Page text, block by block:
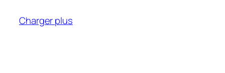
Charger plus